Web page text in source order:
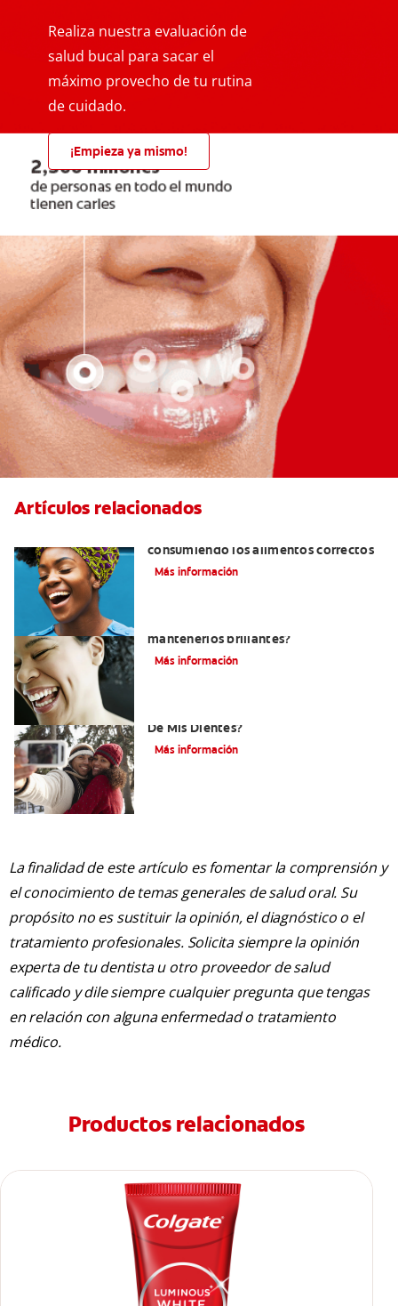
Realiza nuestra evaluación de
salud bucal para sacar el
máximo provecho de tu rutina
de cuidado.
¡Empieza ya mismo!
Artículos relacionados
consumiendo los alimentos correctos
Más información
mantenerlos brillantes?
Más información
De Mis Dientes?
Más información
La finalidad de este artículo es fomentar la comprensión y
el conocimiento de temas generales de salud oral. Su
propósito no es sustituir la opinión, el diagnóstico o el
tratamiento profesionales. Solicita siempre la opinión
experta de tu dentista u otro proveedor de salud
calificado y dile siempre cualquier pregunta que tengas
en relación con alguna enfermedad o tratamiento
médico.
Productos relacionados